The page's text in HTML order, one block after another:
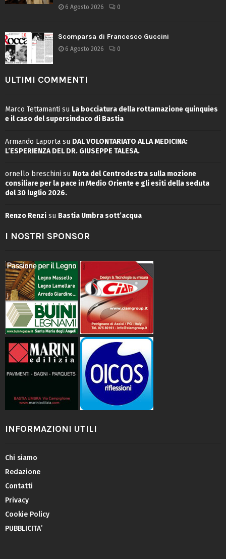
6 Agosto 2026 0
Scomparsa di Francesco Guccini
6 Agosto 2026 0
ULTIMI COMMENTI
Marco Tettamanti su La bocciatura della rottamazione quinquies
e il caso del supersindaco di Bastia
Armando Laporta su DAL VOLONTARIATO ALLA MEDICINA:
L’ESPERIENZA DEL DR. GIUSEPPE TALESA.
ornello breschini su Nota del Centrodestra sulla mozione
consiliare per la pace in Medio Oriente e gli esiti della seduta
del 30 luglio 2026.
Renzo Renzi su Bastia Umbra sott’acqua
I NOSTRI SPONSOR
INFORMAZIONI UTILI
Chi siamo
Redazione
Contatti
Privacy
Cookie Policy
PUBBLICITA’